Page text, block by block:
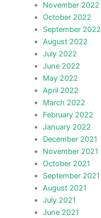
November 2022
October 2022
September 2022
August 2022
July 2022
June 2022
May 2022
April 2022
March 2022
February 2022
January 2022
December 2021
November 2021
October 2021
September 2021
August 2021
July 2021
June 2021